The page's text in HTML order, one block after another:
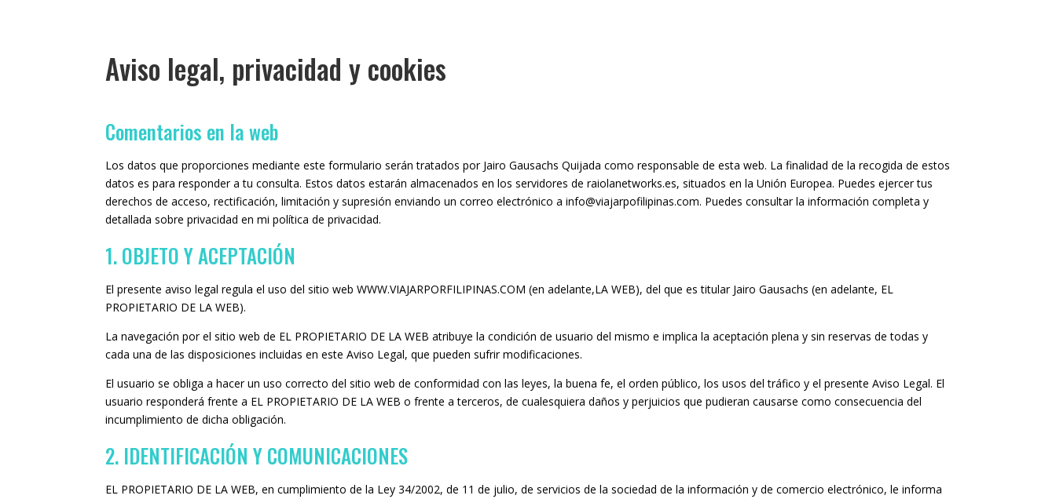
Aviso legal, privacidad y cookies
Comentarios en la web
Los datos que proporciones mediante este formulario serán tratados por Jairo Gausachs Quijada como responsable de esta web. La finalidad de la recogida de estos
datos es para responder a tu consulta. Estos datos estarán almacenados en los servidores de raiolanetworks.es, situados en la Unión Europea. Puedes ejercer tus
derechos de acceso, rectificación, limitación y supresión enviando un correo electrónico a info@viajarpofilipinas.com. Puedes consultar la información completa y
detallada sobre privacidad en mi política de privacidad.
1. OBJETO Y ACEPTACIÓN
El presente aviso legal regula el uso del sitio web WWW.VIAJARPORFILIPINAS.COM (en adelante,LA WEB), del que es titular Jairo Gausachs (en adelante, EL
PROPIETARIO DE LA WEB).
La navegación por el sitio web de EL PROPIETARIO DE LA WEB atribuye la condición de usuario del mismo e implica la aceptación plena y sin reservas de todas y
cada una de las disposiciones incluidas en este Aviso Legal, que pueden sufrir modificaciones.
El usuario se obliga a hacer un uso correcto del sitio web de conformidad con las leyes, la buena fe, el orden público, los usos del tráfico y el presente Aviso Legal. El
usuario responderá frente a EL PROPIETARIO DE LA WEB o frente a terceros, de cualesquiera daños y perjuicios que pudieran causarse como consecuencia del
incumplimiento de dicha obligación.
2. IDENTIFICACIÓN Y COMUNICACIONES
EL PROPIETARIO DE LA WEB, en cumplimiento de la Ley 34/2002, de 11 de julio, de servicios de la sociedad de la información y de comercio electrónico, le informa